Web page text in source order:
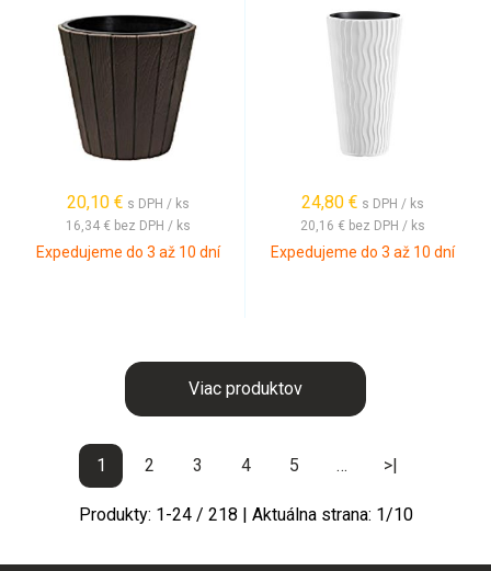
20,10 € s DPH / ks
16,34 € bez DPH / ks
Expedujeme do 3 až 10 dní
24,80 € s DPH / ks
20,16 € bez DPH / ks
Expedujeme do 3 až 10 dní
Viac produktov
1 2 3 4 5 … >|
Produkty: 1-24/ 218 | Aktuálna strana: 1/10